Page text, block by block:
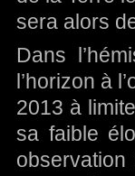
sera alors
Dans
l’horizon à
2013 à
sa faible